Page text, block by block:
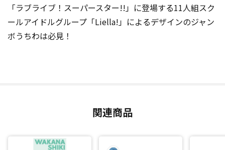
「ラブライブ！スーパースター!!」に登場する11人組スク
ールアイドルグループ「Liella!」によるデザインのジャン
ボうちわは必見！
関連商品